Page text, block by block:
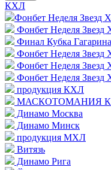
КХЛ
Фонбет Неделя Звезд
Фонбет Неделя Звезд
Финал Кубка
Фонбет Неделя Звезд
Фонбет Неделя Звезд
Фонбет Неделя Звезд
продукция КХЛ
МАСКОТОМАНИЯ
Динамо Москва
Динамо Минск
продукция МХЛ
Витязь
Динамо Рига